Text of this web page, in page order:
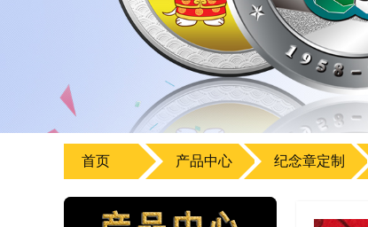
首页 产品中心 纪念章定制